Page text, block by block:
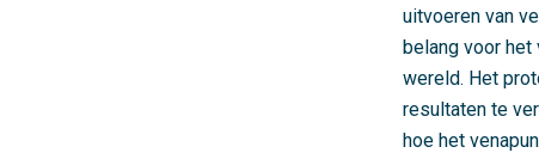
uitvoeren van
belang voor
wereld. Het
resultaten te
hoe het